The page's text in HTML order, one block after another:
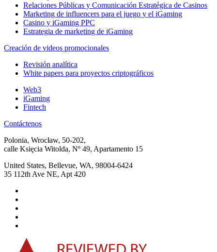
Relaciones Públicas y Comunicación Estratégica de Casinos
Marketing de influencers para el juego y el iGaming
Casino y iGaming PPC
Estrategia de marketing de iGaming
Creación de videos promocionales
Revisión analítica
White papers para proyectos criptográficos
Web3
iGaming
Fintech
Contáctenos
Polonia, Wrocław, 50-202,
calle Księcia Witolda, Nº 49, Apartamento 15
United States, Bellevue, WA, 98004-6424
35 112th Ave NE, Apt 420